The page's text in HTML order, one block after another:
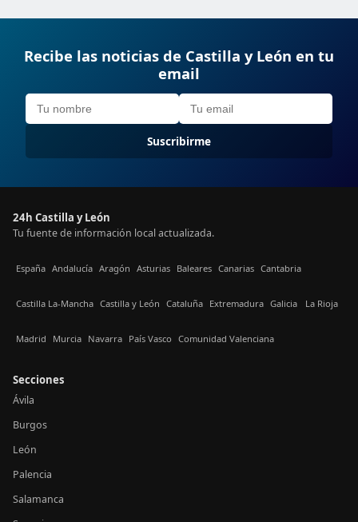
Recibe las noticias de Castilla y León en tu
email
Suscribirme
24h Castilla y León
Tu fuente de información local actualizada.
España Andalucía Aragón Asturias Baleares Canarias Cantabria
Castilla La-Mancha Castilla y León Cataluña Extremadura Galicia La Rioja
Madrid Murcia Navarra País Vasco Comunidad Valenciana
Secciones
Ávila
Burgos
León
Palencia
Salamanca